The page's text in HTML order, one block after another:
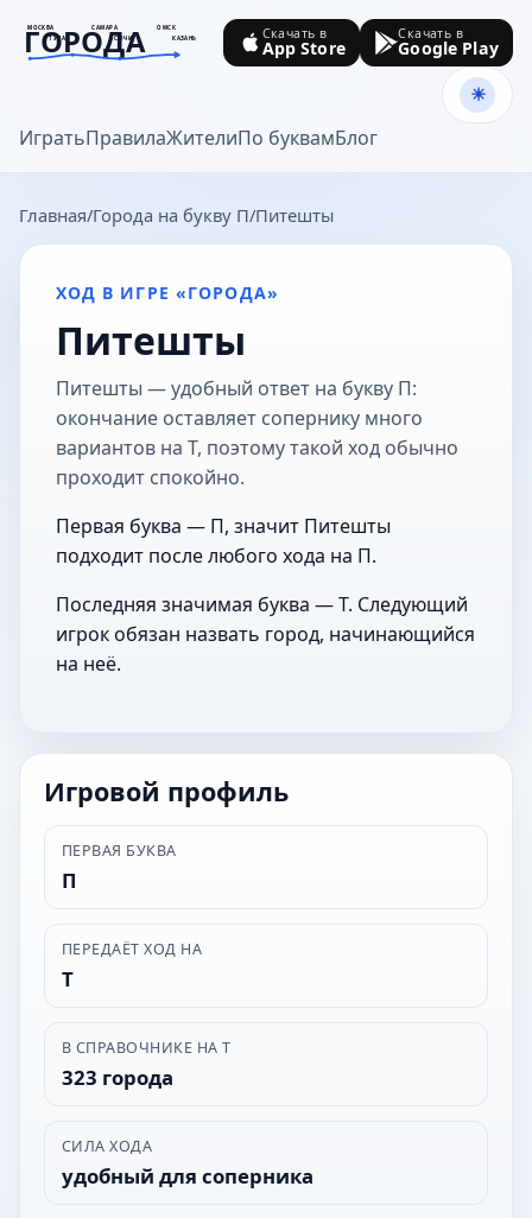
МОСКВА САМАРА
ОМСК
ТУЛА
СОЧИ КАЗАНЬ
ГОРОДА
goroda-na.ru
ИгратьПравилаЖителиПо буквамБлог
Скачать в
App Store
Скачать в
Google Play
Главная Города на букву П Питешты
ХОД В ИГРЕ «ГОРОДА»
Питешты
Питешты — удобный ответ на букву П:
окончание оставляет сопернику много
вариантов на Т, поэтому такой ход обычно
проходит спокойно.
Первая буква — П, значит Питешты
подходит после любого хода на П.
Последняя значимая буква — Т. Следующий
игрок обязан назвать город, начинающийся
на неё.
Игровой профиль
ПЕРВАЯ БУКВА
П
ПЕРЕДАЁТ ХОД НА
Т
В СПРАВОЧНИКЕ НА Т
323 города
СИЛА ХОДА
удобный для соперника